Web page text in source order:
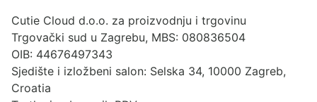
Cutie Cloud d.o.o. za proizvodnju i trgovinu
Trgovački sud u Zagrebu, MBS: 080836504
OIB: 44676497343
Sjedište i izložbeni salon: Selska 34, 10000 Zagreb,
Croatia